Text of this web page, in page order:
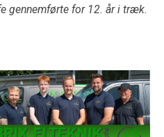
gennemførte for 12. år i træk.